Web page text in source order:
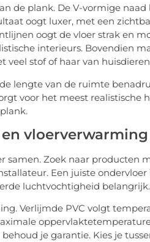
de plank. De V-vormige
oogt luxer, met een
oogt de vloer strak en
interieurs. Bovendien
stof of haar van
lengte van de ruimte
voor het meest realistische
vloerverwarming
samen. Zoek naar producten
Een juiste
luchtvochtigheid belangrijk.
Verlijmde PVC volgt
je garantie. Kies je